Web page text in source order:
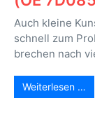
Auch kleine
schnell zum
brechen nach
Weiterlesen …